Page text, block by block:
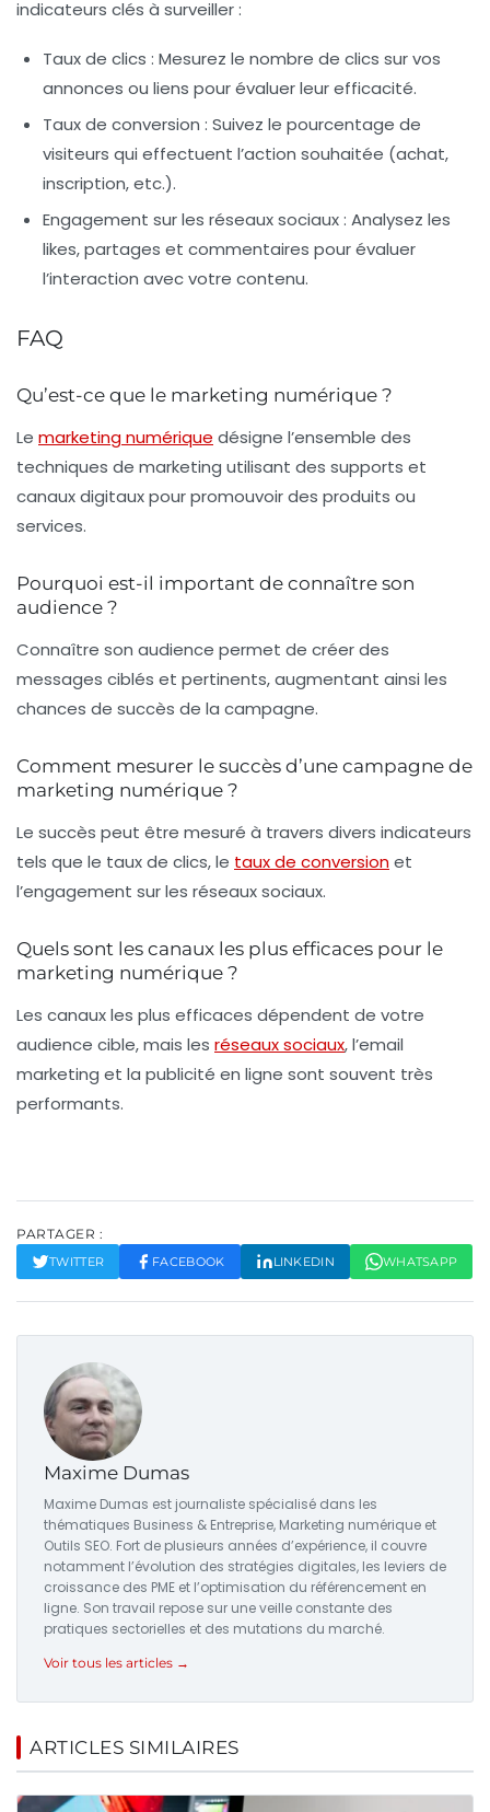
indicateurs clés à surveiller :
Taux de clics : Mesurez le nombre de clics sur vos
annonces ou liens pour évaluer leur efficacité.
Taux de conversion : Suivez le pourcentage de
visiteurs qui effectuent l’action souhaitée (achat,
inscription, etc.).
Engagement sur les réseaux sociaux : Analysez les
likes, partages et commentaires pour évaluer
l’interaction avec votre contenu.
FAQ
Qu’est-ce que le marketing numérique ?
Le marketing numérique désigne l’ensemble des
techniques de marketing utilisant des supports et
canaux digitaux pour promouvoir des produits ou
services.
Pourquoi est-il important de connaître son
audience ?
Connaître son audience permet de créer des
messages ciblés et pertinents, augmentant ainsi les
chances de succès de la campagne.
Comment mesurer le succès d’une campagne de
marketing numérique ?
Le succès peut être mesuré à travers divers indicateurs
tels que le taux de clics, le taux de conversionet
l’engagement sur les réseaux sociaux.
Quels sont les canaux les plus efficaces pour le
marketing numérique ?
Les canaux les plus efficaces dépendent de votre
audience cible, mais les réseaux sociaux, l’email
marketing et la publicité en ligne sont souvent très
performants.
PARTAGER :
TWITTER FACEBOOK LINKEDIN WHATSAPP
Maxime Dumas
Maxime Dumas est journaliste spécialisé dans les
thématiques Business & Entreprise, Marketing numérique et
Outils SEO. Fort de plusieurs années d’expérience, il couvre
notamment l’évolution des stratégies digitales, les leviers de
croissance des PME et l’optimisation du référencement en
ligne. Son travail repose sur une veille constante des
pratiques sectorielles et des mutations du marché.
Voir tous les articles →
ARTICLES SIMILAIRES